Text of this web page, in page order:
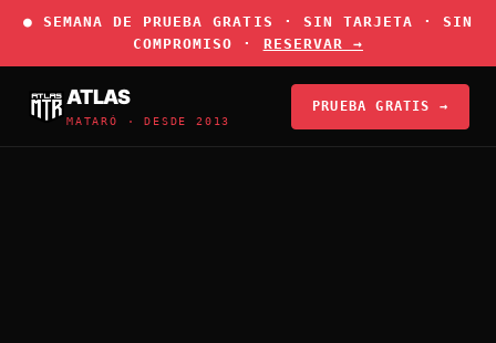
● SEMANA DE PRUEBA GRATIS · SIN TARJETA · SIN
COMPROMISO · RESERVAR →
ATLAS
MATARÓ · DESDE 2013
PRUEBA GRATIS →